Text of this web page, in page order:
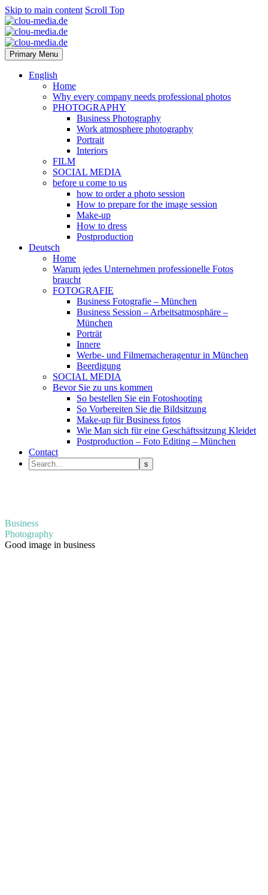
Skip to main content Scroll Top
Primary Menu
English
Home
Why every company needs professional photos
PHOTOGRAPHY
Business Photography
Work atmosphere photography
Portrait
Interiors
FILM
SOCIAL MEDIA
before u come to us
how to order a photo session
How to prepare for the image session
Make-up
How to dress
Postproduction
Deutsch
Home
Warum jedes Unternehmen professionelle Fotos
braucht
FOTOGRAFIE
Business Fotografie – München
Business Session – Arbeitsatmosphäre –
München
Porträt
Innere
Werbe- und Filmemacheragentur in München
Beerdigung
SOCIAL MEDIA
Bevor Sie zu uns kommen
So bestellen Sie ein Fotoshooting
So Vorbereiten Sie die Bildsitzung
Make-up für Business fotos
Wie Man sich für eine Geschäftssitzung Kleidet
Postproduction – Foto Editing – München
Contact
Business
Photography
Good image in business